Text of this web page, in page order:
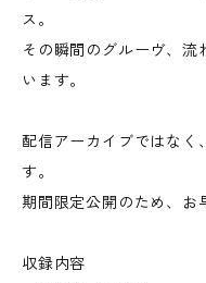
ス。
その瞬間のグルーヴ、流
います。
配信アーカイブではなく
す。
期間限定公開のため、お
収録内容